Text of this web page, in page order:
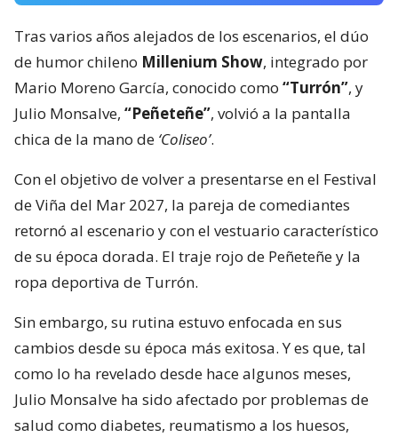
Tras varios años alejados de los escenarios, el dúo
de humor chileno Millenium Show, integrado por
Mario Moreno García, conocido como “Turrón”, y
Julio Monsalve, “Peñeteñe”, volvió a la pantalla
chica de la mano de ‘Coliseo’.
Con el objetivo de volver a presentarse en el Festival
de Viña del Mar 2027, la pareja de comediantes
retornó al escenario y con el vestuario característico
de su época dorada. El traje rojo de Peñeteñe y la
ropa deportiva de Turrón.
Sin embargo, su rutina estuvo enfocada en sus
cambios desde su época más exitosa. Y es que, tal
como lo ha revelado desde hace algunos meses,
Julio Monsalve ha sido afectado por problemas de
salud como diabetes, reumatismo a los huesos,